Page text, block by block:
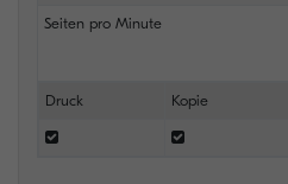
Seiten pro Minute
Druck Kopie